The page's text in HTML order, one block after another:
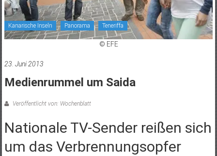
Kanarische Inseln Panorama Teneriffa
© EFE
23. Juni 2013
Medienrummel um Saida
Veröffentlicht von: Wochenblatt
Nationale TV-Sender reißen sich
um das Verbrennungsopfer